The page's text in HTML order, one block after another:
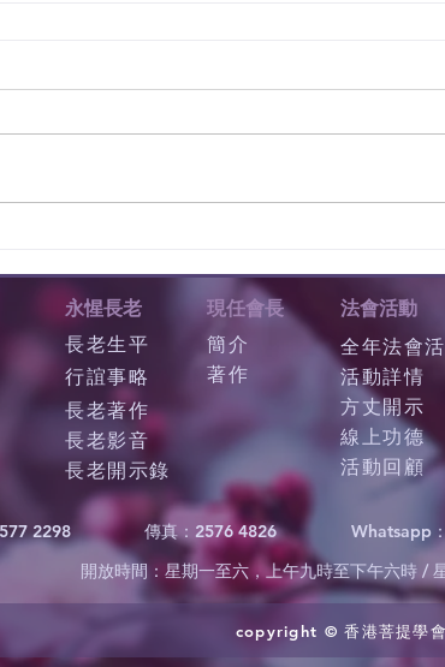
永惺長老
長老生平
行誼事略
長老著作
長老影音
長老開示錄
現任會長
簡介
著作
法會活動
全年法會
活動詳情
方丈開示
線上功德
活動回顧
2298 傳真：2576 4826 Whatsapp
開放時間：星期一至六，上午九時至下午六時 /
copyright © 香港菩提學